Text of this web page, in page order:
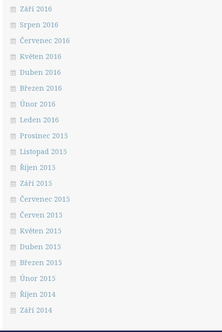
Září 2016
Srpen 2016
Červenec 2016
Květen 2016
Duben 2016
Březen 2016
Únor 2016
Leden 2016
Prosinec 2015
Listopad 2015
Říjen 2015
Září 2015
Červenec 2015
Červen 2015
Květen 2015
Duben 2015
Březen 2015
Únor 2015
Říjen 2014
Září 2014